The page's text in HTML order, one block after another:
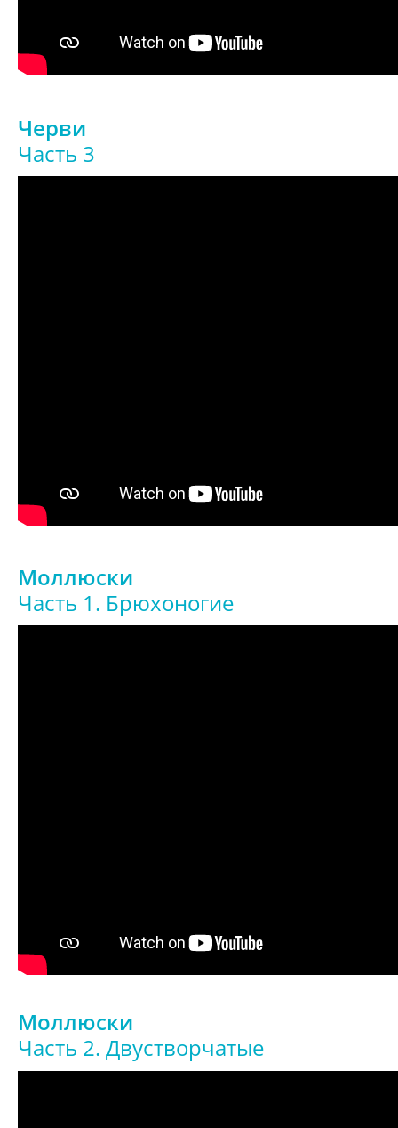
Черви
Часть 3
Моллюски
Часть 1. Брюхоногие
Моллюски
Часть 2. Двустворчатые